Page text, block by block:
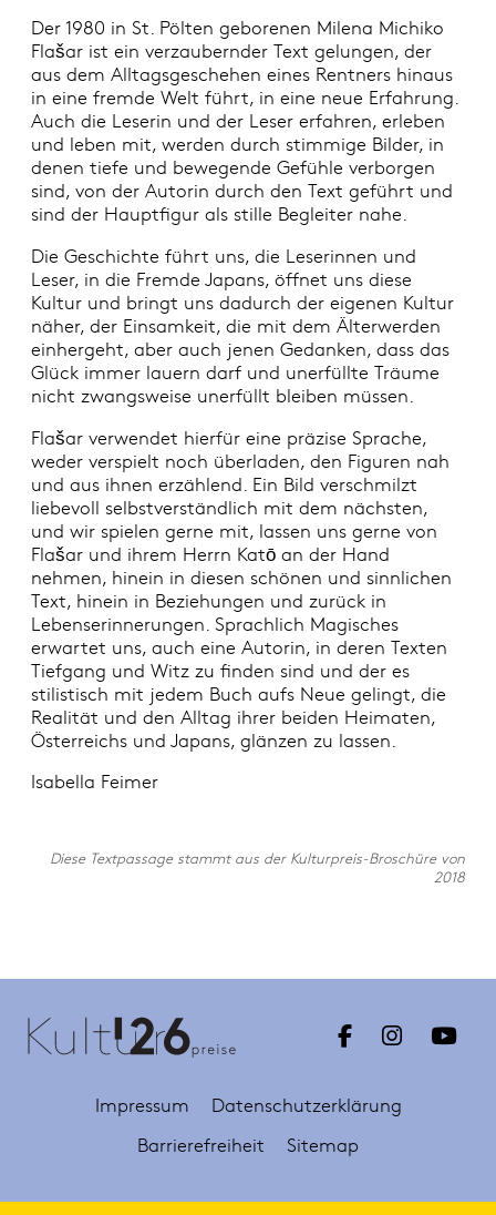
Der 1980 in St. Pölten geborenen Milena Michiko
Flašar ist ein verzaubernder Text gelungen, der
aus dem Alltagsgeschehen eines Rentners hinaus
in eine fremde Welt führt, in eine neue Erfahrung.
Auch die Leserin und der Leser erfahren, erleben
und leben mit, werden durch stimmige Bilder, in
denen tiefe und bewegende Gefühle verborgen
sind, von der Autorin durch den Text geführt und
sind der Hauptfigur als stille Begleiter nahe.
Die Geschichte führt uns, die Leserinnen und
Leser, in die Fremde Japans, öffnet uns diese
Kultur und bringt uns dadurch der eigenen Kultur
näher, der Einsamkeit, die mit dem Älterwerden
einhergeht, aber auch jenen Gedanken, dass das
Glück immer lauern darf und unerfüllte Träume
nicht zwangsweise unerfüllt bleiben müssen.
Flašar verwendet hierfür eine präzise Sprache,
weder verspielt noch überladen, den Figuren nah
und aus ihnen erzählend. Ein Bild verschmilzt
liebevoll selbstverständlich mit dem nächsten,
und wir spielen gerne mit, lassen uns gerne von
Flašar und ihrem Herrn Katō an der Hand
nehmen, hinein in diesen schönen und sinnlichen
Text, hinein in Beziehungen und zurück in
Lebenserinnerungen. Sprachlich Magisches
erwartet uns, auch eine Autorin, in deren Texten
Tiefgang und Witz zu finden sind und der es
stilistisch mit jedem Buch aufs Neue gelingt, die
Realität und den Alltag ihrer beiden Heimaten,
Österreichs und Japans, glänzen zu lassen.
Isabella Feimer
Diese Textpassage stammt aus der Kulturpreis-Broschüre von
2018
Impressum
Datenschutzerklärung
Barrierefreiheit
Sitemap